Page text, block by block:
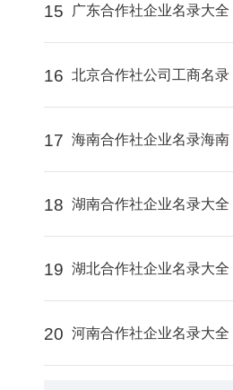
15 广东合作社企业名录大全
16 北京合作社公司工商名录
17 海南合作社企业名录海南
18 湖南合作社企业名录大全
19 湖北合作社企业名录大全
20 河南合作社企业名录大全